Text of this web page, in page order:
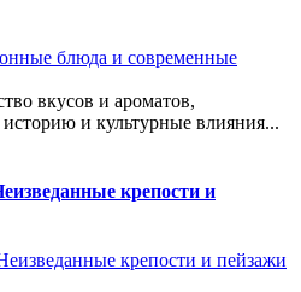
вкусов и ароматов,
и культурные влияния...
крепости и